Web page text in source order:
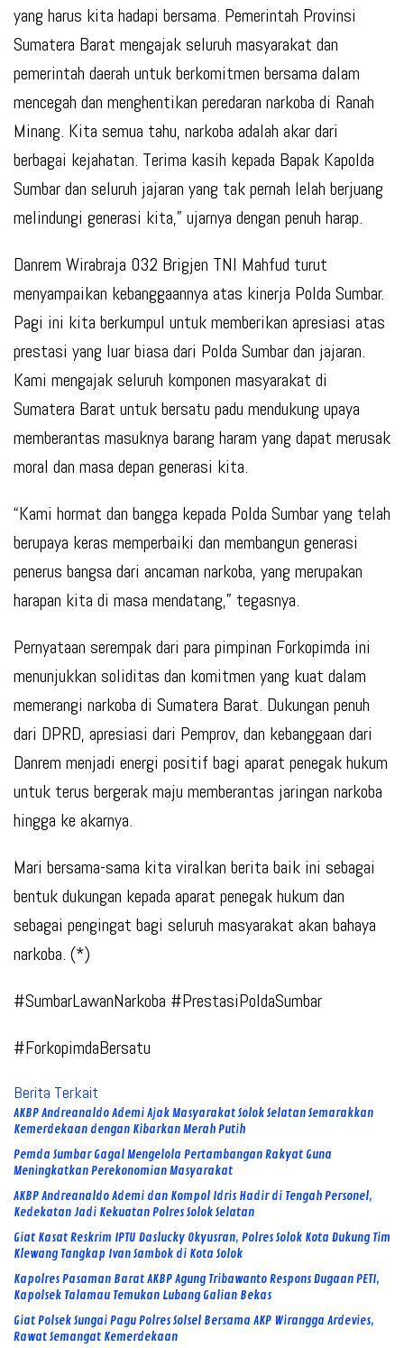
yang harus kita hadapi bersama. Pemerintah Provinsi
Sumatera Barat mengajak seluruh masyarakat dan
pemerintah daerah untuk berkomitmen bersama dalam
mencegah dan menghentikan peredaran narkoba di Ranah
Minang. Kita semua tahu, narkoba adalah akar dari
berbagai kejahatan. Terima kasih kepada Bapak Kapolda
Sumbar dan seluruh jajaran yang tak pernah lelah berjuang
melindungi generasi kita,” ujarnya dengan penuh harap.
Danrem Wirabraja 032 Brigjen TNI Mahfud turut
menyampaikan kebanggaannya atas kinerja Polda Sumbar.
Pagi ini kita berkumpul untuk memberikan apresiasi atas
prestasi yang luar biasa dari Polda Sumbar dan jajaran.
Kami mengajak seluruh komponen masyarakat di
Sumatera Barat untuk bersatu padu mendukung upaya
memberantas masuknya barang haram yang dapat merusak
moral dan masa depan generasi kita.
“Kami hormat dan bangga kepada Polda Sumbar yang telah
berupaya keras memperbaiki dan membangun generasi
penerus bangsa dari ancaman narkoba, yang merupakan
harapan kita di masa mendatang,” tegasnya.
Pernyataan serempak dari para pimpinan Forkopimda ini
menunjukkan soliditas dan komitmen yang kuat dalam
memerangi narkoba di Sumatera Barat. Dukungan penuh
dari DPRD, apresiasi dari Pemprov, dan kebanggaan dari
Danrem menjadi energi positif bagi aparat penegak hukum
untuk terus bergerak maju memberantas jaringan narkoba
hingga ke akarnya.
Mari bersama-sama kita viralkan berita baik ini sebagai
bentuk dukungan kepada aparat penegak hukum dan
sebagai pengingat bagi seluruh masyarakat akan bahaya
narkoba. (*)
#SumbarLawanNarkoba #PrestasiPoldaSumbar
#ForkopimdaBersatu
Berita Terkait
AKBP Andreanaldo Ademi Ajak Masyarakat Solok Selatan Semarakkan
Kemerdekaan dengan Kibarkan Merah Putih
Pemda Sumbar Gagal Mengelola Pertambangan Rakyat Guna
Meningkatkan Perekonomian Masyarakat
AKBP Andreanaldo Ademi dan Kompol Idris Hadir di Tengah Personel,
Kedekatan Jadi Kekuatan Polres Solok Selatan
Giat Kasat Reskrim IPTU Daslucky Okyusran, Polres Solok Kota Dukung Tim
Klewang Tangkap Ivan Sambok di Kota Solok
Kapolres Pasaman Barat AKBP Agung Tribawanto Respons Dugaan PETI,
Kapolsek Talamau Temukan Lubang Galian Bekas
Giat Polsek Sungai Pagu Polres Solsel Bersama AKP Wirangga Ardevies,
Rawat Semangat Kemerdekaan